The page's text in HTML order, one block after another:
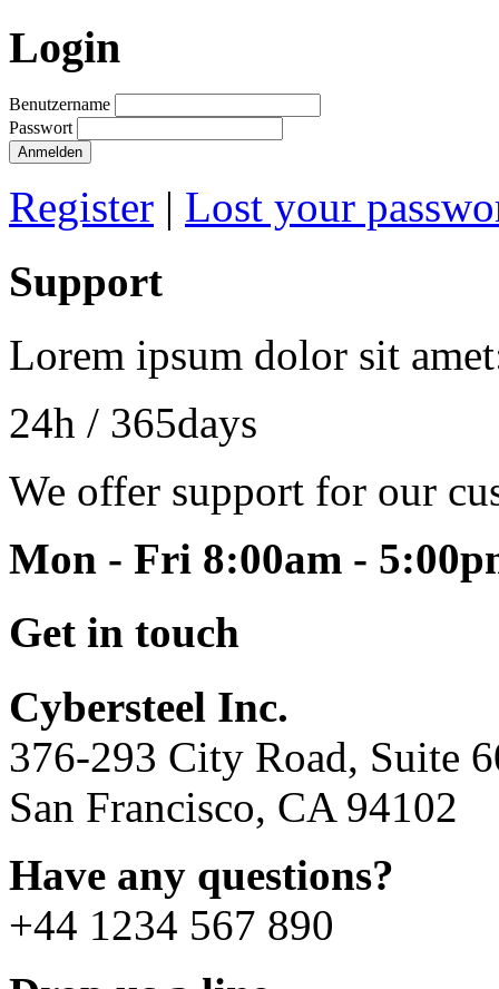
Login
Benutzername
Passwort
Anmelden
Register | Lost your
Support
Lorem ipsum dolor sit
24h / 365days
We offer support for our
Mon - Fri 8:00am -
Get in touch
Cybersteel Inc.
376-293 City Road, Suite
San Francisco, CA 94102
Have any questions?
+44 1234 567 890